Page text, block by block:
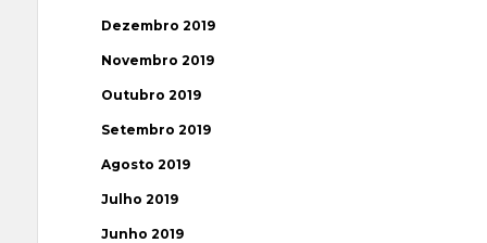
Dezembro 2019
Novembro 2019
Outubro 2019
Setembro 2019
Agosto 2019
Julho 2019
Junho 2019